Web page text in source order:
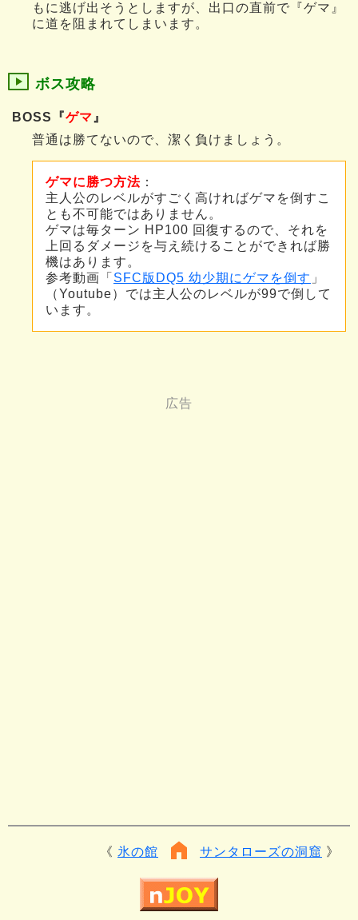
もに逃げ出そうとしますが、出口の直前で『ゲマ』
に道を阻まれてしまいます。
ボス攻略
BOSS『ゲマ 』
普通は勝てないので、潔く負けましょう。
ゲマに勝つ方法 ：
主人公のレベルがすごく高ければゲマを倒すこ
とも不可能ではありません。
ゲマは毎ターン HP100 回復するので、それを
上回るダメージを与え続けることができれば勝
機はあります。
参考動画「 SFC版DQ5 幼少期にゲマを倒す 」
（Youtube）では主人公のレベルが99で倒して
います。
氷の館 サンタローズの洞窟